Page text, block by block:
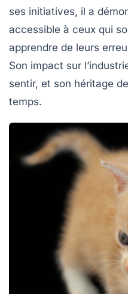
ses initiatives, il a
accessible à ceux qui
apprendre de leurs
Son impact sur
sentir, et son héritage
temps.